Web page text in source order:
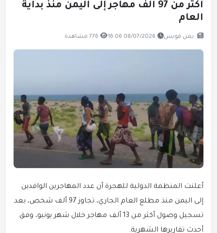
أكثر من 97 ألف مهاجر إلى اليمن منذ بداية
العام
يمن فويس 08/07/2026 16:06 776 مشاهدة
أعلنت المنظمة الدولية للهجرة أن عدد المهاجرين الوافدين
إلى اليمن منذ مطلع العام الجاري، تجاوز 97 ألف شخص، بعد
تسجيل وصول أكثر من 13 ألف مهاجر خلال شهر يونيو، وفق
أحدث تقاريرها الشهرية.